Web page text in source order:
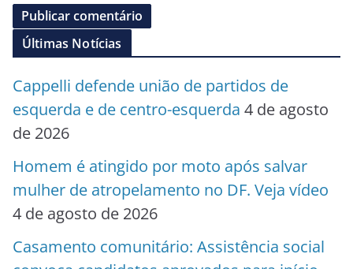
Últimas Notícias
Cappelli defende união de partidos de
esquerda e de centro-esquerda 4 de agosto
de 2026
Homem é atingido por moto após salvar
mulher de atropelamento no DF. Veja vídeo
4 de agosto de 2026
Casamento comunitário: Assistência social